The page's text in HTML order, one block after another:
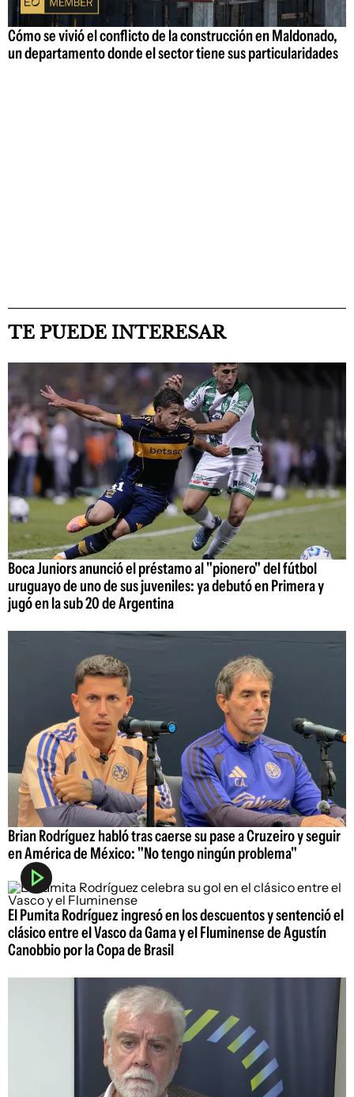
Cómo se vivió el conflicto de la construcción en Maldonado,
un departamento donde el sector tiene sus particularidades
TE PUEDE INTERESAR
Boca Juniors anunció el préstamo al "pionero" del fútbol
uruguayo de uno de sus juveniles: ya debutó en Primera y
jugó en la sub 20 de Argentina
Brian Rodríguez habló tras caerse su pase a Cruzeiro y seguir
en América de México: "No tengo ningún problema"
El Pumita Rodríguez ingresó en los descuentos y sentenció el
clásico entre el Vasco da Gama y el Fluminense de Agustín
Canobbio por la Copa de Brasil